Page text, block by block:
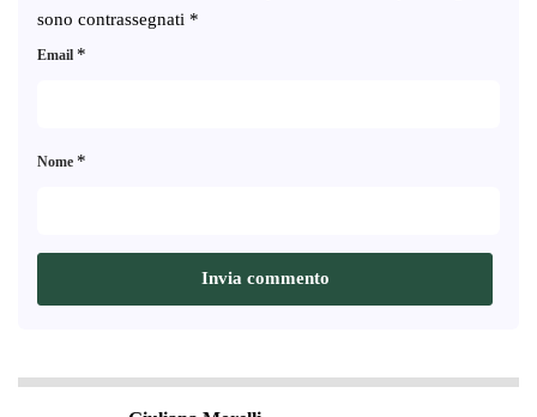
sono contrassegnati *
Nome *
Email *